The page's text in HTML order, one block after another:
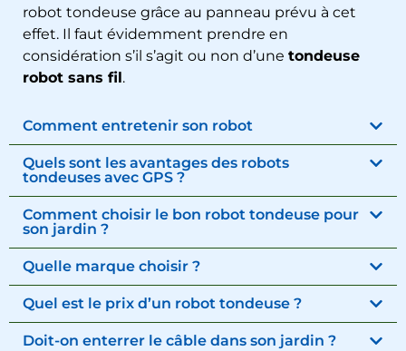
robot tondeuse grâce au panneau prévu à cet
effet. Il faut évidemment prendre en
considération s’il s’agit ou non d’une tondeuse
robot sans fil.
Comment entretenir son robot
Quels sont les avantages des robots
tondeuses avec GPS ?
Comment choisir le bon robot tondeuse pour
son jardin ?
Quelle marque choisir ?
Quel est le prix d’un robot tondeuse ?
Doit-on enterrer le câble dans son jardin ?